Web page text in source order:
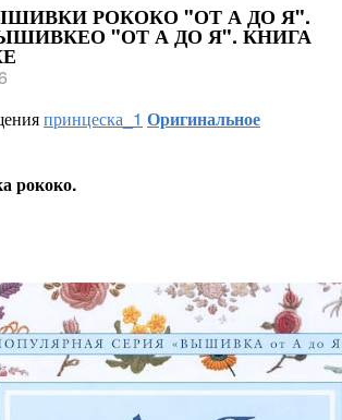
РОКОКО "ОТ А ДО Я".
"ОТ А ДО Я". КНИГА
принцеска_1 Оригинальное
рококо.